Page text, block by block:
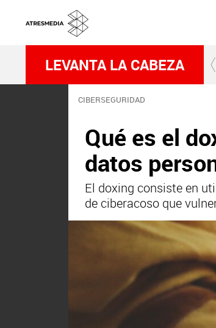
LEVANTA LA CABEZA
CIBERSEGURIDAD
Qué es el
datos
El doxing consiste en
de ciberacoso que